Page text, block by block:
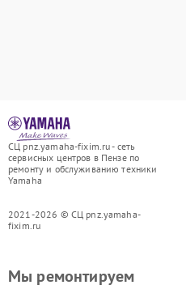
СЦ pnz.yamaha-fixim.ru - сеть
сервисных центров в Пензе по
ремонту и обслуживанию техники
Yamaha
2021-2026 © СЦ pnz.yamaha-
fixim.ru
Мы ремонтируем